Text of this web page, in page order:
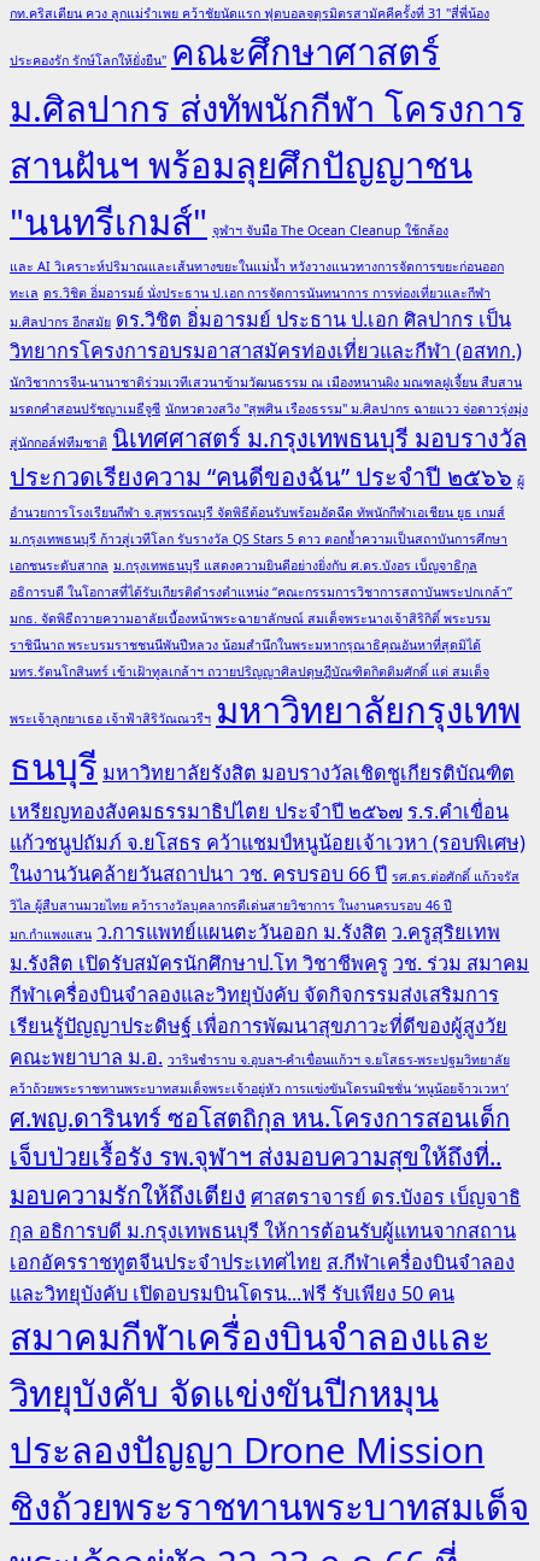
กท.คริสเตียน ควง ลูกแม่รำเพย คว้าชัยนัดแรก ฟุตบอลจตุรมิตรสามัคคีครั้งที่ 31 "สี่พี่น้อง
ประคองรัก รักษ์โลกให้ยั่งยืน" คณะศึกษาศาสตร์
ม.ศิลปากร ส่งทัพนักกีฬา โครงการ
สานฝันฯ พร้อมลุยศึกปัญญาชน
"นนทรีเกมส์" จุฬาฯ จับมือ The Ocean Cleanup ใช้กล้อง
และ AI วิเคราะห์ปริมาณและเส้นทางขยะในแม่น้ำ หวังวางแนวทางการจัดการขยะก่อนออก
ทะเล ดร.วิชิต อิ่มอารมย์ นั่งประธาน ป.เอก การจัดการนันทนาการ การท่องเที่ยวและกีฬา
ม.ศิลปากร อีกสมัย ดร.วิชิต อิ่มอารมย์ ประธาน ป.เอก ศิลปากร เป็น
วิทยากรโครงการอบรมอาสาสมัครท่องเที่ยวและกีฬา (อสทก.)
นักวิชาการจีน-นานาชาติร่วมเวทีเสวนาข้ามวัฒนธรรม ณ เมืองหนานผิง มณฑลฝูเจี้ยน สืบสาน
มรดกคำสอนปรัชญาเมธีจูซี นักหวดวงสวิง "สุพศิน เรืองธรรม" ม.ศิลปากร ฉายแวว จ่อดาวรุ่งมุ่ง
สู่นักกอล์ฟทีมชาติ นิเทศศาสตร์ ม.กรุงเทพธนบุรี มอบรางวัล
ประกวดเรียงความ “คนดีของฉัน” ประจำปี ๒๕๖๖ ผู้
อำนวยการโรงเรียนกีฬา จ.สุพรรณบุรี จัดพิธีต้อนรับพร้อมอัดฉีด ทัพนักกีฬาเอเชียน ยูธ เกมส์
ม.กรุงเทพธนบุรี ก้าวสู่เวทีโลก รับรางวัล QS Stars 5 ดาว ตอกย้ำความเป็นสถาบันการศึกษา
เอกชนระดับสากล ม.กรุงเทพธนบุรี แสดงความยินดีอย่างยิ่งกับ ศ.ดร.บังอร เบ็ญจาธิกุล
อธิการบดี ในโอกาสที่ได้รับเกียรติดำรงตำแหน่ง “คณะกรรมการวิชาการสถาบันพระปกเกล้า”
มกธ. จัดพิธีถวายความอาลัยเบื้องหน้าพระฉายาลักษณ์ สมเด็จพระนางเจ้าสิริกิติ์ พระบรม
ราชินีนาถ พระบรมราชชนนีพันปีหลวง น้อมสำนึกในพระมหากรุณาธิคุณอันหาที่สุดมิได้
มทร.รัตนโกสินทร์ เข้าเฝ้าทูลเกล้าฯ ถวายปริญญาศิลปดุษฎีบัณฑิตกิตติมศักดิ์ แด่ สมเด็จ
พระเจ้าลูกยาเธอ เจ้าฟ้าสิริวัณณวรีฯ มหาวิทยาลัยกรุงเทพ
ธนบุรี มหาวิทยาลัยรังสิต มอบรางวัลเชิดชูเกียรติบัณฑิต
เหรียญทองสังคมธรรมาธิปไตย ประจำปี ๒๕๖๗ ร.ร.คำเขื่อน
แก้วชนูปถัมภ์ จ.ยโสธร คว้าแชมป์หนูน้อยเจ้าเวหา (รอบพิเศษ)
ในงานวันคล้ายวันสถาปนา วช. ครบรอบ 66 ปี รศ.ดร.ต่อศักดิ์ แก้วจรัส
วิไล ผู้สืบสานมวยไทย คว้ารางวัลบุคลากรดีเด่นสายวิชาการ ในงานครบรอบ 46 ปี
มก.กำแพงแสน ว.การแพทย์แผนตะวันออก ม.รังสิต ว.ครูสุริยเทพ
ม.รังสิต เปิดรับสมัครนักศึกษาป.โท วิชาชีพครู วช. ร่วม สมาคม
กีฬาเครื่องบินจำลองและวิทยุบังคับ จัดกิจกรรมส่งเสริมการ
เรียนรู้ปัญญาประดิษฐ์ เพื่อการพัฒนาสุขภาวะที่ดีของผู้สูงวัย
คณะพยาบาล ม.อ. วารินชำราบ จ.อุบลฯ-คำเขื่อนแก้วฯ จ.ยโสธร-พระปฐมวิทยาลัย
คว้าถ้วยพระราชทานพระบาทสมเด็จพระเจ้าอยู่หัว การแข่งขันโดรนมิชชั่น ‘หนูน้อยจ้าวเวหา’
ศ.พญ.ดารินทร์ ซอโสตถิกุล หน.โครงการสอนเด็ก
เจ็บป่วยเรื้อรัง รพ.จุฬาฯ ส่งมอบความสุขให้ถึงที่..
มอบความรักให้ถึงเตียง ศาสตราจารย์ ดร.บังอร เบ็ญจาธิ
กุล อธิการบดี ม.กรุงเทพธนบุรี ให้การต้อนรับผู้แทนจากสถาน
เอกอัครราชทูตจีนประจำประเทศไทย ส.กีฬาเครื่องบินจำลอง
และวิทยุบังคับ เปิดอบรมบินโดรน...ฟรี รับเพียง 50 คน
สมาคมกีฬาเครื่องบินจำลองและ
วิทยุบังคับ จัดแข่งขันปีกหมุน
ประลองปัญญา Drone Mission
ชิงถ้วยพระราชทานพระบาทสมเด็จ